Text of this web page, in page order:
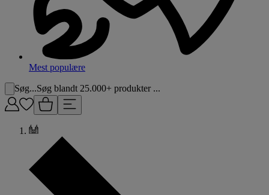
Mest populære
Søg...Søg blandt 25.000+ produkter ...